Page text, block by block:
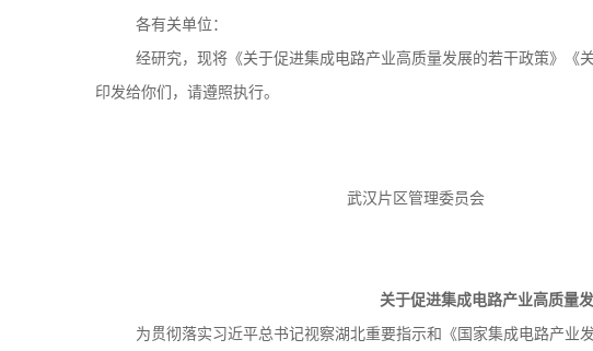
各有关单位：
经研究，现将《关于促进集成电路产业高质量发展的若干政策》《
印发给你们，请遵照执行。
武汉片区管理委员会
关于促进集成电路产业高质量
为贯彻落实习近平总书记视察湖北重要指示和《国家集成电路产业